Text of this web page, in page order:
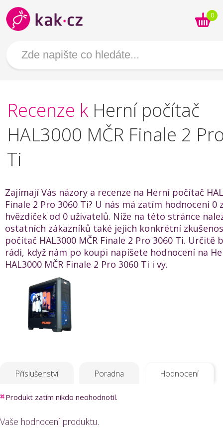
0
Recenze k Herní počítač
HAL3000 MČR Finale 2
Ti
Zajímají Vás názory a recenze na Herní počítač
Finale 2 Pro 3060 Ti? U nás má zatím hodnocení 0
hvězdiček od 0 uživatelů. Níže na této stránce
ostatních zákazníků také jejich konkrétní
počítač HAL3000 MČR Finale 2 Pro 3060 Ti. Určitě
rádi, když nám po koupi napíšete hodnocení na
HAL3000 MČR Finale 2 Pro 3060 Ti i vy.
Příslušenství Poradna Hodnocení
Produkt zatím nikdo neohodnotil.
Vaše hodnocení produktu.